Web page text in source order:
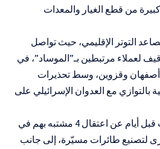
من قطع الغيار والمعدات
التوتر الإقليمي، حيث تواصل
لعملاء مرتبطين بـ”الموساد”، في
أصفهان وقزوين، وسط تحذيرات
مع العدوان الإسرائيلي على
وكانت السلطات قد أعلنت قبل أيام عن اعتقال 4 مشتبه بهم في
لتصنيع طائرات مسيّرة، إلى جانب